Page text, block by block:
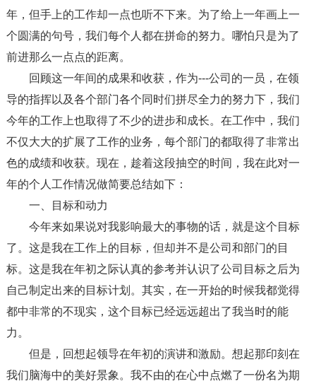
年，但手上的工作却一点也听不下来。为了给上一年画上一
个圆满的句号，我们每个人都在拼命的努力。哪怕只是为了
前进那么一点点的距离。
回顾这一年间的成果和收获，作为---公司的一员，在领
导的指挥以及各个部门各个同时们拼尽全力的努力下，我们
今年的工作上也取得了不少的进步和成长。在工作中，我们
不仅大大的扩展了工作的业务，每个部门的都取得了非常出
色的成绩和收获。现在，趁着这段抽空的时间，我在此对一
年的个人工作情况做简要总结如下：
一、目标和动力
今年来如果说对我影响最大的事物的话，就是这个目标
了。这是我在工作上的目标，但却并不是公司和部门的目
标。这是我在年初之际认真的参考并认识了公司目标之后为
自己制定出来的目标计划。其实，在一开始的时候我都觉得
都中非常的不现实，这个目标已经远远超出了我当时的能
力。
但是，回想起领导在年初的演讲和激励。想起那印刻在
我们脑海中的美好景象。我不由的在心中点燃了一份名为期